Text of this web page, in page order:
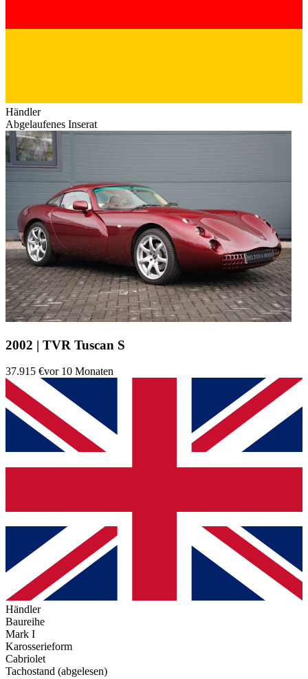
Händler
Abgelaufenes Inserat
2002 | TVR Tuscan S
37.915 €vor 10 Monaten
Händler
Baureihe
Mark I
Karosserieform
Cabriolet
Tachostand (abgelesen)